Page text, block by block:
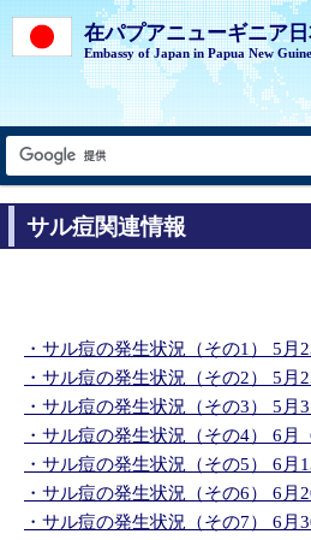
在パプアニューギニア
Embassy of Japan in Papua New
サル痘関連情報
・サル痘の発生状況（その1） 5月
・サル痘の発生状況（その2） 5月
・サル痘の発生状況（その3） 5月
・サル痘の発生状況（その4） 6月
・サル痘の発生状況（その5） 6月
・サル痘の発生状況（その6） 6月
・サル痘の発生状況（その7） 6月